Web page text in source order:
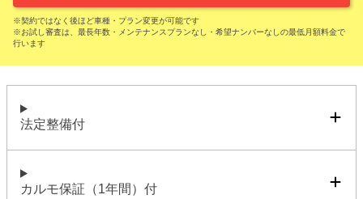
※契約ではなく後ほど車種・プラン変更が可能です
※お試し審査は、最長年数・メンテナンスプランなし・希望ナンバーなしの最低月額料金で
行います
法定整備付
カルモ保証（1年間）付